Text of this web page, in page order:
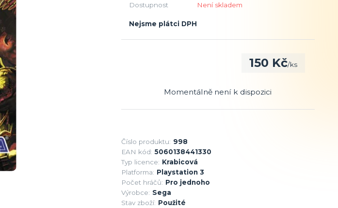
Dostupnost Není skladem
Nejsme plátci DPH
150 Kč/ks
Momentálně není k dispozici
Číslo produktu: 998
EAN kód: 5060138441330
Typ licence: Krabicová
Platforma: Playstation 3
Počet hráčů: Pro jednoho
Výrobce: Sega
Stav zboží: Použité